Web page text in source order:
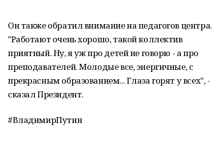
Он также обратил внимание на педагогов центра.
"Работают очень хорошо, такой коллектив
приятный. Ну, я уж про детей не говорю - а про
преподавателей. Молодые все, энергичные, с
прекрасным образованием... Глаза горят у всех", -
сказал Президент.
#ВладимирПутин